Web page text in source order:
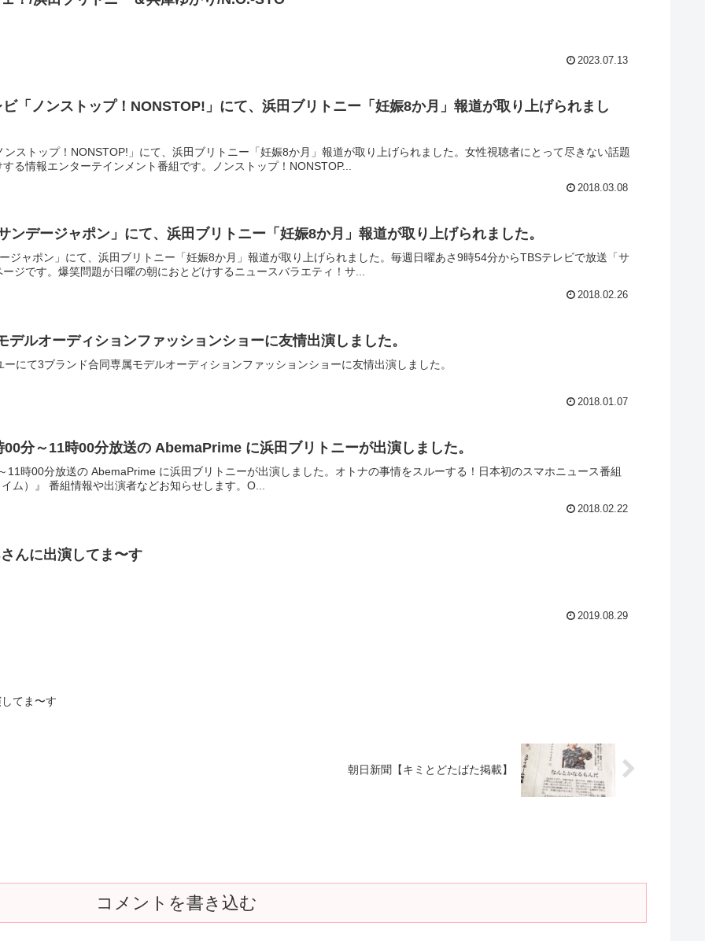
2023.07.13
「ノンストップ！NONSTOP!」にて、浜田ブリトニー「妊娠8か月」報道が取り上げられまし
ストップ！NONSTOP!」にて、浜田ブリトニー「妊娠8か月」報道が取り上げられました。女性視聴者にとって尽きない話題
る情報エンターテインメント番組です。ノンストップ！NONSTOP...
2018.03.08
ンデージャポン」にて、浜田ブリトニー「妊娠8か月」報道が取り上げられました。
ジャポン」にて、浜田ブリトニー「妊娠8か月」報道が取り上げられました。毎週日曜あさ9時54分からTBSテレビで放送「サ
ジです。爆笑問題が日曜の朝におとどけするニュースバラエティ！サ...
2018.02.26
デルオーディションファッションショーに友情出演しました。
にて3ブランド合同専属モデルオーディションファッションショーに友情出演しました。
2018.01.07
分～11時00分放送の AbemaPrime に浜田ブリトニーが出演しました。
11時00分放送の AbemaPrime に浜田ブリトニーが出演しました。オトナの事情をスルーする！日本初のスマホニュース番組
ム）』 番組情報や出演者などお知らせします。O...
2018.02.22
んに出演してま〜す
2019.08.29
てま〜す
朝日新聞【キミとどたばた掲載】
コメントを書き込む